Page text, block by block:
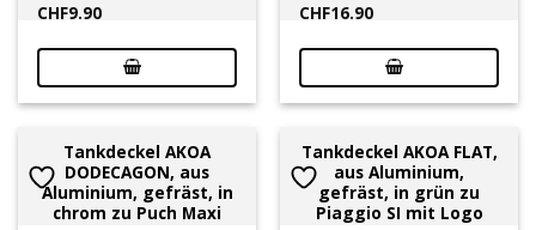
CHF9.90
CHF16.90
Tankdeckel AKOA
DODECAGON, aus
Aluminium, gefräst, in
chrom zu Puch Maxi
Tankdeckel AKOA FLAT,
aus Aluminium,
gefräst, in grün zu
Piaggio SI mit Logo